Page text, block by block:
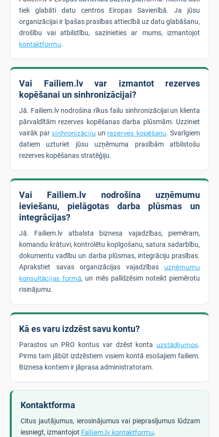
tiek glabāti datu centros Eiropas Savienībā. Ja jūsu
organizācijai ir īpašas prasības attiecībā uz datu glabāšanu,
drošību vai atbilstību, sazinieties ar mums, izmantojot
kontaktformu.
Vai Failiem.lv var izmantot rezerves
kopēšanai un sinhronizācijai?
Jā. Failiem.lv nodrošina rīkus failu sinhronizācijai un klienta
pārvaldītām rezerves kopēšanas darba plūsmām. Uzziniet
vairāk par sinhronizāciju un rezerves kopēšanu. Svarīgiem
datiem uzturiet jūsu uzņēmuma prasībām atbilstošu
rezerves kopēšanas stratēģiju.
Vai Failiem.lv nodrošina uzņēmumu
ieviešanu, pielāgotas darba plūsmas un
integrācijas?
Jā. Failiem.lv atbalsta biznesa vajadzības, piemēram,
komandu krātuvi, kontrolētu kopīgošanu, satura sadarbību,
dokumentu vadību un darba plūsmas, integrāciju prasības.
Aprakstiet savas organizācijas vajadzības uzņēmumu
konsultācijas formā, un mēs palīdzēsim noteikt piemērotu
risinājumu.
Kā es varu izdzēst savu kontu?
Parastos un PRO kontus var dzēst konta uzstādījumos.
Pirms tam jābūt izdzēstiem visiem kontā esošajiem failiem.
Biznesa kontiem ir jāprasa administratoram.
Kontaktforma
Citus jautājumus, ierosinājumus vai pieprasījumus lūdzam
iesniegt, izmantojot Failiem.lv kontaktformu.